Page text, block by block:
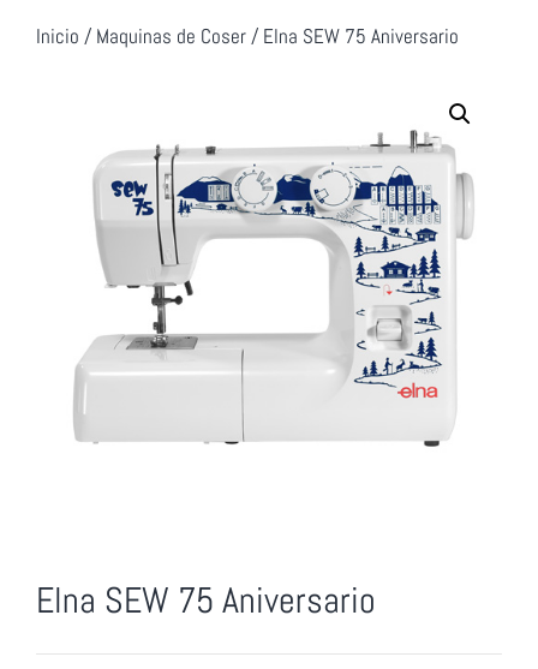
Inicio / Maquinas de Coser/ Elna SEW 75 Aniversario
Elna SEW 75 Aniversario